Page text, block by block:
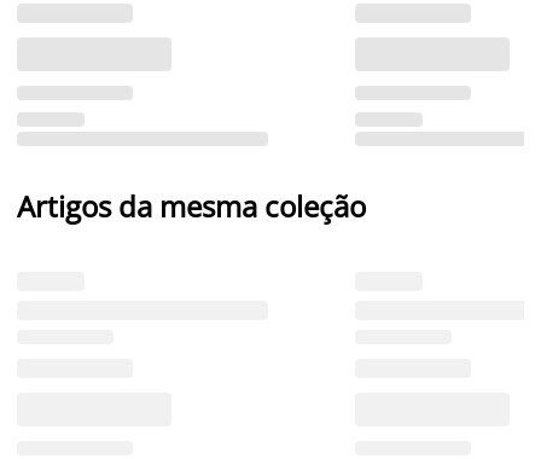
Artigos da mesma coleção